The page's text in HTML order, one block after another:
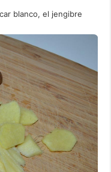
blanco, el jengibre